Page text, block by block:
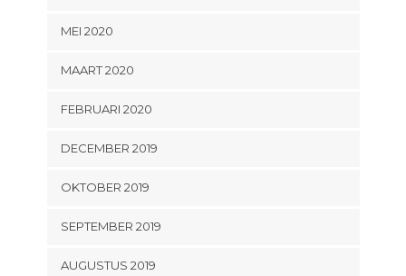
MEI 2020
MAART 2020
FEBRUARI 2020
DECEMBER 2019
OKTOBER 2019
SEPTEMBER 2019
AUGUSTUS 2019